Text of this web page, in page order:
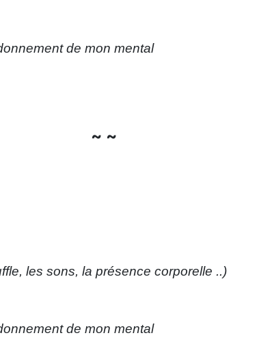
de mon mental
~ ~
les sons, la présence corporelle ..)
de mon mental